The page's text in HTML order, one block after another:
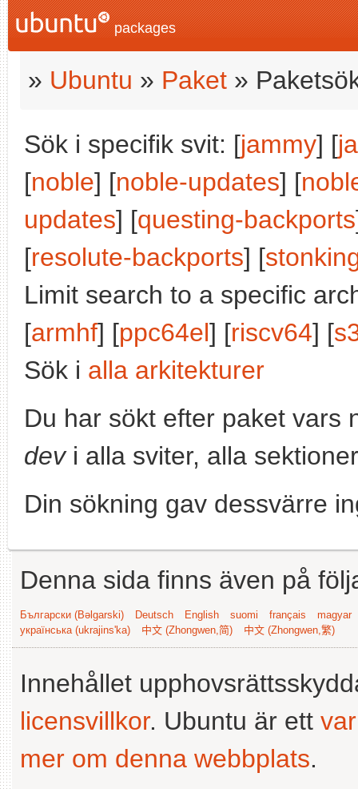
packages
» Ubuntu » Paket »
Sök i specifik svit: [jammy] [
[noble] [noble-updates] [
updates] [questing-backports
[resolute-backports] [
Limit search to a specific
[armhf] [ppc64el] [riscv64] [
Sök i alla arkitekturer
Du har sökt efter paket vars
devi alla sviter, alla
Din sökning gav dessvärre
Denna sida finns även på
Български (Bəlgarski) Deutsch English suomi français
magyar
українська (ukrajins'ka)
中文 (Zhongwen,简) 中文 (Zhongwen,繁)
Innehållet
licensvillkor. Ubuntu är ett
mer om denna webbplats.